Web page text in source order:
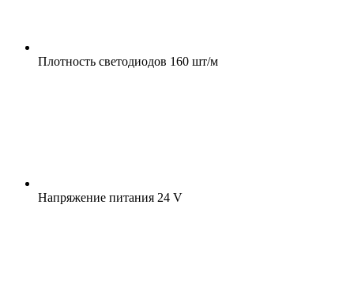
Плотность светодиодов 160 шт/м
Напряжение питания 24 V